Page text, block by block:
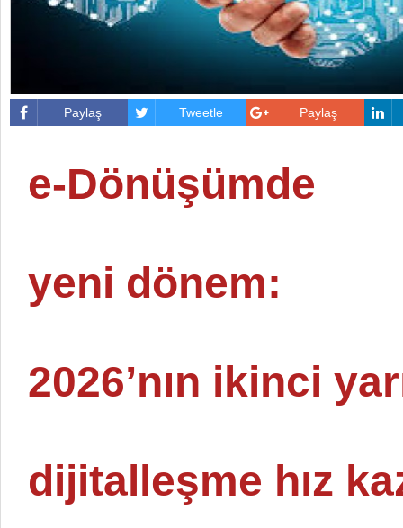
Paylaş Tweetle Paylaş
e-Dönüşümde
yeni dönem:
2026’nın ikinci
dijitalleşme hız